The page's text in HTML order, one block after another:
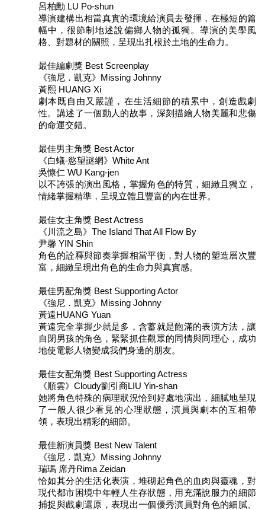
呂柏勳 LU Po-shun
導演建構出相當真實的環境給演員去發揮，在極短的篇
幅中，很節制地述說偏鄉人物的孤獨。導演的美學風
格、對題材的關照，呈現出扎根於土地的生命力。
最佳編劇獎 Best Screenplay
《強尼．凱克》Missing Johnny
黃熙 HUANG Xi
劇本既自由又嚴謹，在生活細節的積累中，創造戲劇
性。講述了一個動人的故事，深刻描繪人物美麗和悲傷
的命運交錯。
最佳男主角獎 Best Actor
《白蟻-慾望謎網》White Ant
吳慷仁 WU Kang-jen
以不誇張的演出風格，掌握角色的特質，細緻且獨立，
情緒掌握精準，呈現立體且豐富的內在世界。
最佳女主角獎 Best Actress
《川流之島》The Island That All Flow By
尹馨 YIN Shin
角色的詮釋與節奏掌握相當平衡，對人物的塑造層次豐
富，細緻呈現出角色的生命力與真實感。
最佳男配角獎 Best Supporting Actor
《強尼．凱克》Missing Johnny
黃遠HUANG Yuan
黃遠完全掌握少就是多，含蓄就是飽滿的表演方法，讓
自閉男孩的角色，緊緊抓住觀眾的同情與同理心，成功
地使電影人物變成我們身邊的朋友。
最佳女配角獎 Best Supporting Actress
《順雲》Cloudy劉引商LIU Yin-shan
她將角色特殊的病理狀況恰到好處地演出，細膩地呈現
了一般人很少看見的心理狀態，演員與劇本的互相帶
領，表現出精彩的細節。
最佳新演員獎 Best New Talent
《強尼．凱克》Missing Johnny
瑞瑪 席丹Rima Zeidan
恰如其分的生活化表演，堆砌起角色的血肉與靈魂，對
現代都市困境中年輕人生存狀態，用充滿說服力的細節
捕捉與戲劇還原，表現出一個優秀演員對角色的細膩、